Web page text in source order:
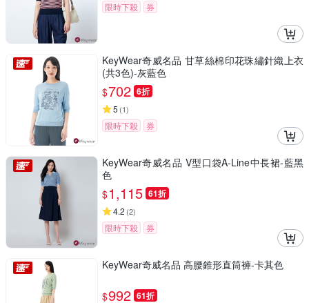
限時下殺 券
KeyWear奇威名品 甘草絲棉印花珠繡針織上衣
(共3色)-灰藍色
$702 6折
5 (1)
限時下殺 券
KeyWear奇威名品 V型口袋A-Line中長裙-藍黑
色
$1,115 61折
4.2 (2)
限時下殺 券
KeyWear奇威名品 高腰錐形直筒褲-卡其色
$992 61折